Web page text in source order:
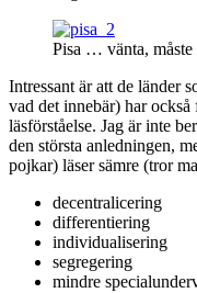
Pisa … vänta,
Intressant är att de länder
vad det innebär) har också
läsförståelse. Jag är inte
den största anledningen,
pojkar) läser sämre (tror
decentralicering
differentiering
individualisering
segregering
mindre